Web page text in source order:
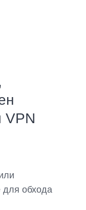
VPN
для обхода